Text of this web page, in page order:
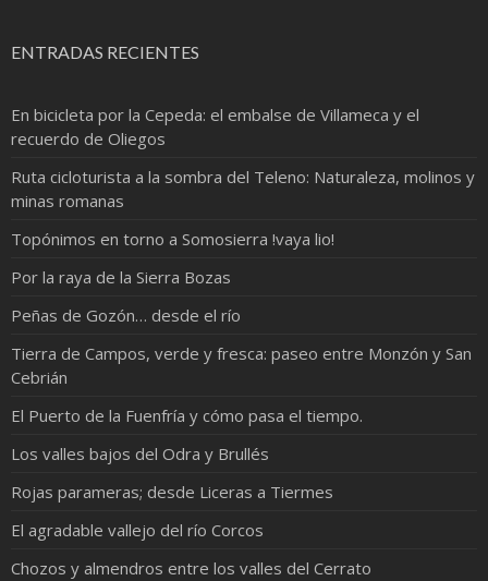
ENTRADAS RECIENTES
En bicicleta por la Cepeda: el embalse de Villameca y el
recuerdo de Oliegos
Ruta cicloturista a la sombra del Teleno: Naturaleza, molinos y
minas romanas
Topónimos en torno a Somosierra !vaya lio!
Por la raya de la Sierra Bozas
Peñas de Gozón… desde el río
Tierra de Campos, verde y fresca: paseo entre Monzón y San
Cebrián
El Puerto de la Fuenfría y cómo pasa el tiempo.
Los valles bajos del Odra y Brullés
Rojas parameras; desde Liceras a Tiermes
El agradable vallejo del río Corcos
Chozos y almendros entre los valles del Cerrato